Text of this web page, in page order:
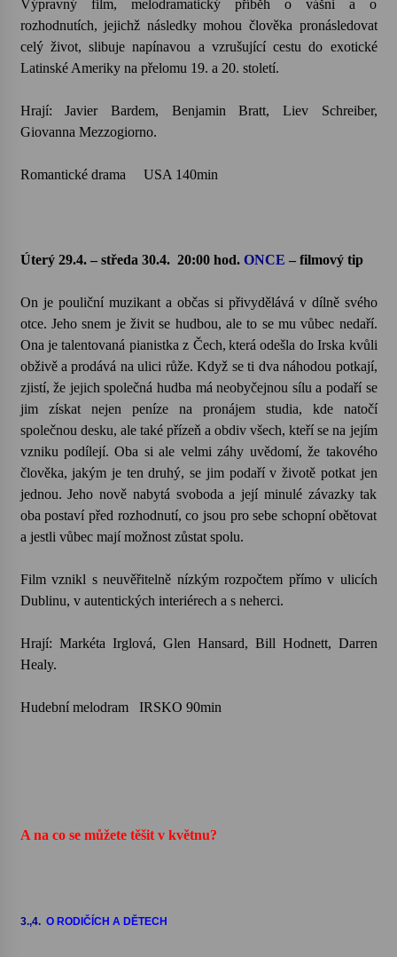
Výpravný film, melodramatický příběh o vášni a o
rozhodnutích, jejichž následky mohou člověka pronásledovat
celý život, slibuje napínavou a vzrušující cestu do exotické
Latinské Ameriky na přelomu 19. a 20. století.
Hrají: Javier Bardem, Benjamin Bratt, Liev Schreiber,
Giovanna Mezzogiorno.
Romantické drama USA 140min
Úterý 29.4. – středa 30.4. 20:00 hod. ONCE – filmový tip
On je pouliční muzikant a občas si přivydělává v dílně svého
otce. Jeho snem je živit se hudbou, ale to se mu vůbec nedaří.
Ona je talentovaná pianistka z Čech, která odešla do Irska kvůli
obživě a prodává na ulici růže. Když se ti dva náhodou potkají,
zjistí, že jejich společná hudba má neobyčejnou sílu a podaří se
jim získat nejen peníze na pronájem studia, kde natočí
společnou desku, ale také přízeň a obdiv všech, kteří se na jejím
vzniku podílejí. Oba si ale velmi záhy uvědomí, že takového
člověka, jakým je ten druhý, se jim podaří v životě potkat jen
jednou. Jeho nově nabytá svoboda a její minulé závazky tak
oba postaví před rozhodnutí, co jsou pro sebe schopní obětovat
a jestli vůbec mají možnost zůstat spolu.
Film vznikl s neuvěřitelně nízkým rozpočtem přímo v ulicích
Dublinu, v autentických interiérech a s neherci.
Hrají: Markéta Irglová, Glen Hansard, Bill Hodnett, Darren
Healy.
Hudební melodram IRSKO 90min
A na co se můžete těšit v květnu?
3.,4. O RODIČÍCH A DĚTECH